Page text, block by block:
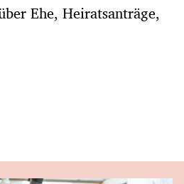
Ehe, Heiratsanträge,